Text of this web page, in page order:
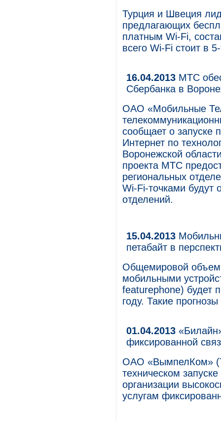
Турция и Швеция
предлагающих
платным Wi-Fi,
всего Wi-Fi стоит в
16.04.2013 МТС
Сбербанка в
ОАО «Мобильные
сообщает о запуске
Интернет по
Воронежской
проекта МТС
региональных
Wi-Fi-точками будут
отделений.
15.04.2013
петабайт в
Общемировой объем
мобильными
featurephone) будет
году. Такие
01.04.2013
фиксированной
ОАО «ВымпелКом»
техническом
организации
услугам